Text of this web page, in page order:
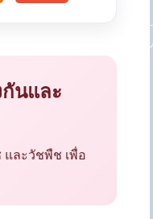
นและ
ละวัชพืช เพื่อ